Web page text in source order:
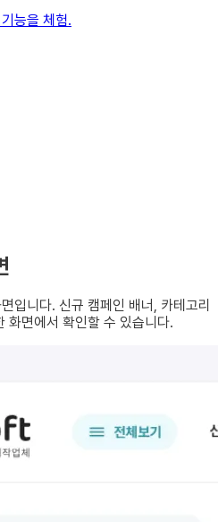
능을 체험.
입니다. 신규 캠페인 배너, 카테고리
화면에서 확인할 수 있습니다.